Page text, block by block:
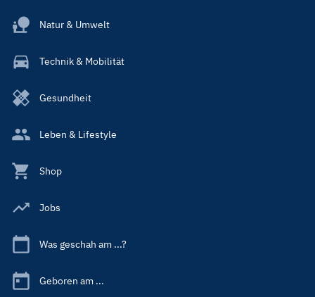
Natur & Umwelt
Technik & Mobilität
Gesundheit
Leben & Lifestyle
Shop
Jobs
Was geschah am ...?
Geboren am ...